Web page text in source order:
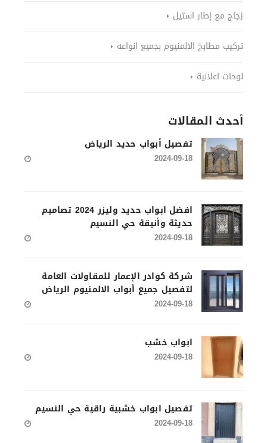
زجاج مع إطار استيل
تركيب مطابخ الالمنيوم بجميع انواعه
لوحات اعلانية
أحدث المقالات
تفصيل أبواب حديد الرياض
2024-09-18
افضل ابواب حديد وليزر 2024 تصاميم
حديثة وأنيقة حي النسيم
2024-09-18
شركة كوادر الإعمار للمقاولات العامة
لتفصيل جميع أبواب الالمنيوم الرياض
2024-09-18
ابواب خشب
2024-09-18
تفصيل ابواب خشبية راقية حي النسيم
2024-09-18